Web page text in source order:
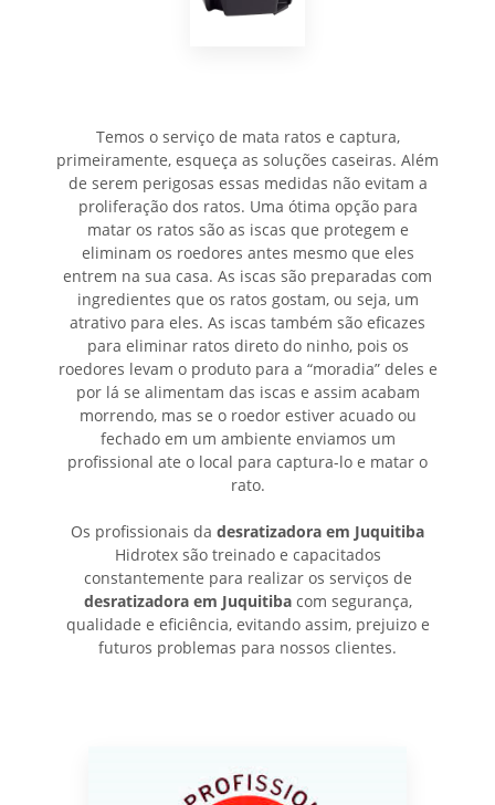
Temos o serviço de mata ratos e captura,
primeiramente, esqueça as soluções caseiras. Além
de serem perigosas essas medidas não evitam a
proliferação dos ratos. Uma ótima opção para
matar os ratos são as iscas que protegem e
eliminam os roedores antes mesmo que eles
entrem na sua casa. As iscas são preparadas com
ingredientes que os ratos gostam, ou seja, um
atrativo para eles. As iscas também são eficazes
para eliminar ratos direto do ninho, pois os
roedores levam o produto para a “moradia” deles e
por lá se alimentam das iscas e assim acabam
morrendo, mas se o roedor estiver acuado ou
fechado em um ambiente enviamos um
profissional ate o local para captura-lo e matar o
rato.
Os profissionais da desratizadora em Juquitiba
Hidrotex são treinado e capacitados
constantemente para realizar os serviços de
desratizadora em Juquitibacom segurança,
qualidade e eficiência, evitando assim, prejuizo e
futuros problemas para nossos clientes.